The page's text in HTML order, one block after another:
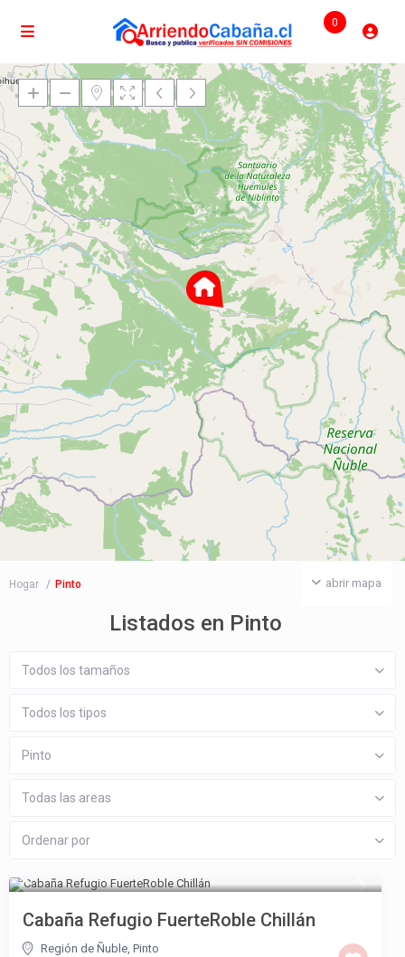
0
Cargando mapas
abrir mapa
Hogar Pinto
Listados en Pinto
Todos los tamaños
Todos los tipos
Pinto
Todas las areas
Ordenar por
Cabaña Refugio FuerteRoble Chillán
Región de Ñuble,Pinto